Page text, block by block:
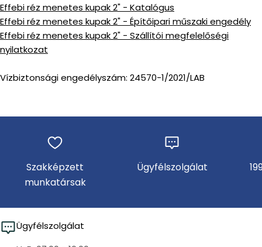
Effebi réz menetes kupak 2" - Katalógus
Effebi réz menetes kupak 2" - Építőipari műszaki engedély
Effebi réz menetes kupak 2" - Szállítói megfelelőségi
nyilatkozat
Vízbiztonsági engedélyszám: 24570-1/2021/LAB
Szakképzett
munkatársak
Ügyfélszolgálat
Ügyfélszolgálat